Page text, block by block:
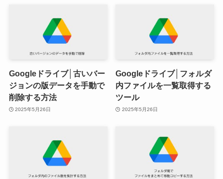
Googleドライブ│古いバー
ジョンの版データを手動で
削除する方法
2025年5月26日
Googleドライブ│フォルダ
内ファイルを一覧取得する
ツール
2025年5月26日